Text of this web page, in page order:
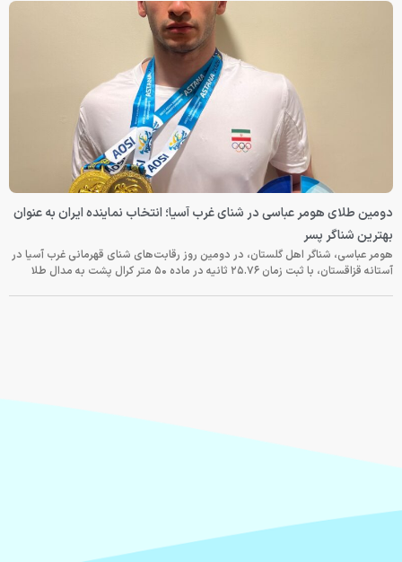
دومین طلای هومر عباسی در شنای غرب آسیا؛ انتخاب نماینده ایران به عنوان
بهترین شناگر پسر
هومر عباسی، شناگر اهل گلستان، در دومین روز رقابت‌های شنای قهرمانی غرب آسیا در
آستانه قزاقستان، با ثبت زمان ۲۵.۷۶ ثانیه در ماده ۵۰ متر کرال پشت به مدال طلا